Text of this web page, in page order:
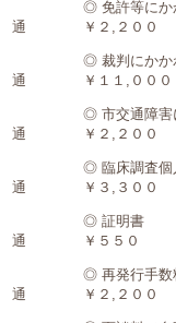
◎ 免許等
通 ￥２,２００
◎ 裁判に
通 ￥１１,０００
◎ 市交通障
通 ￥２,２００
◎ 臨床調査個人
通 ￥３,３００
◎ 証
通 ￥５５０
◎ 再発
通 ￥２,２００